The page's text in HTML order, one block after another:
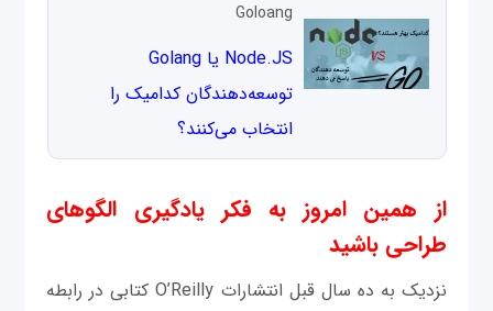
Goloang
Node.JS یا Golang
توسعه‌دهندگان کدامیک را
انتخاب می‌کنند؟
از همین امروز به فکر یادگیری الگوهای
طراحی باشید
نزدیک به ده سال قبل انتشارات O’Reilly کتابی در رابطه